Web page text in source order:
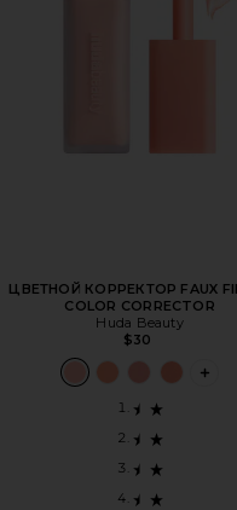
ЦВЕТНОЙ КОРРЕКТОР FAUX
COLOR CORRECTOR
Huda Beauty
$30